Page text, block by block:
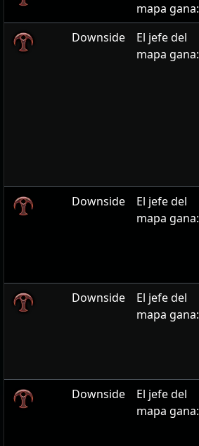
mapa gana:
Downside
El jefe del
mapa gana:
Downside
El jefe del
mapa gana:
Downside
El jefe del
mapa gana:
Downside
El jefe del
mapa gana: